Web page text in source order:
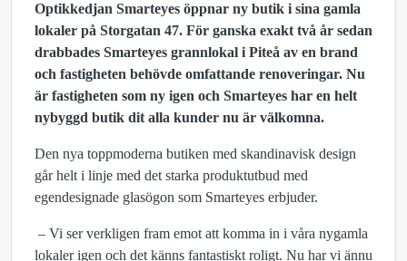
Optikkedjan Smarteyes öppnar ny butik i sina gamla
lokaler på Storgatan 47. För ganska exakt två år sedan
drabbades Smarteyes grannlokal i Piteå av en brand
och fastigheten behövde omfattande renoveringar. Nu
är fastigheten som ny igen och Smarteyes har en helt
nybyggd butik dit alla kunder nu är välkomna.
Den nya toppmoderna butiken med skandinavisk design
går helt i linje med det starka produktutbud med
egendesignade glasögon som Smarteyes erbjuder.
– Vi ser verkligen fram emot att komma in i våra nygamla
lokaler igen och det känns fantastiskt roligt. Nu har vi ännu